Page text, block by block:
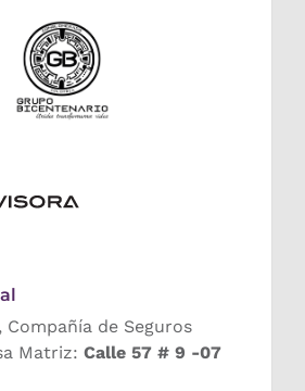
Compañía de Seguros
Matriz: Calle 57 # 9 -07